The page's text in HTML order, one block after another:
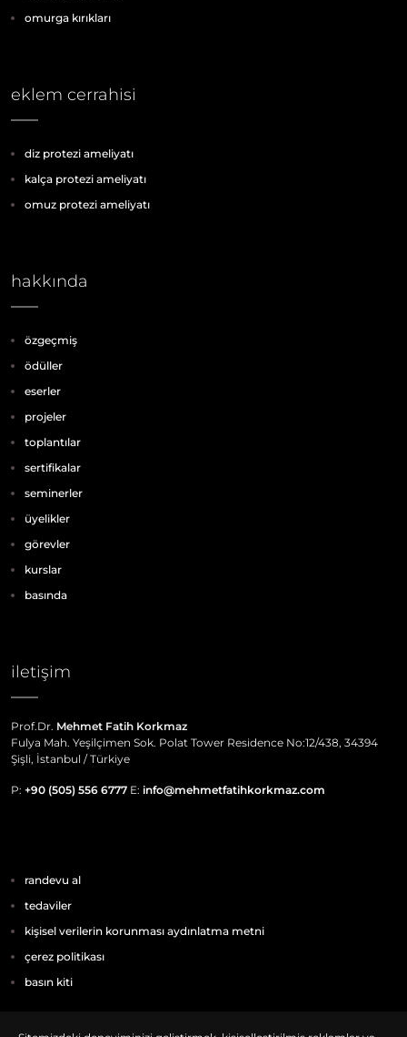
omurga kırıkları
eklem cerrahisi
diz protezi ameliyatı
kalça protezi ameliyatı
omuz protezi ameliyatı
hakkında
özgeçmiş
ödüller
eserler
projeler
toplantılar
sertifikalar
seminerler
üyelikler
görevler
kurslar
basında
iletişim
Prof.Dr. Mehmet Fatih Korkmaz
Fulya Mah. Yeşilçimen Sok. Polat Tower Residence No:12/438, 34394
Şişli, İstanbul / Türkiye
P: +90 (505) 556 6777 E: info@mehmetfatihkorkmaz.com
randevu al
tedaviler
kişisel verilerin korunması aydınlatma metni
çerez politikası
basın kiti